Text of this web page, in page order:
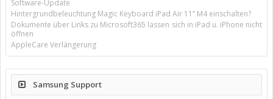
Software-Update
Hintergrundbeleuchtung Magic Keyboard iPad Air 11’’ M4 einschalten?
Dokumente über Links zu Microsoft365 lassen sich in iPad u. iPhone nicht
öffnen
AppleCare Verlängerung
Samsung Support